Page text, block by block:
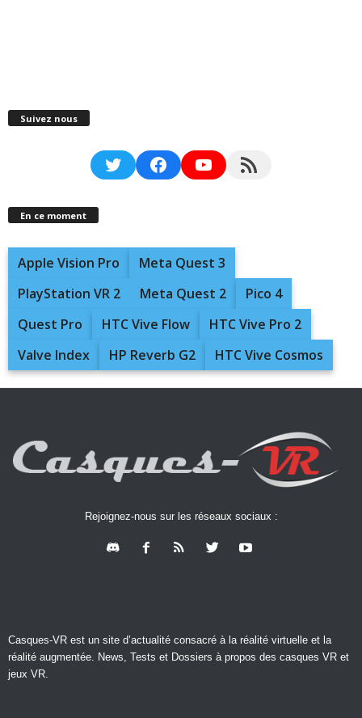
Suivez nous
TwitterFacebookYouTubeRSS Feed
En ce moment
Apple Vision Pro
Meta Quest 3
PlayStation VR 2
Meta Quest 2
Pico 4
Quest Pro
HTC Vive Flow
HTC Vive Pro 2
Valve Index
HP Reverb G2 HTC Vive Cosmos
Rejoignez-nous sur les réseaux sociaux :
Casques-VR est un site d’actualité consacré à la réalité virtuelle et la
réalité augmentée. News, Tests et Dossiers à propos des casques VR et
jeux VR.